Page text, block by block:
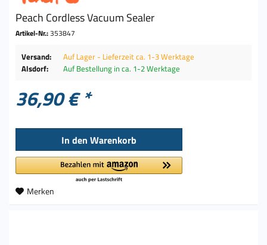
Peach Cordless Vacuum Sealer
Artikel-Nr.:353847
Versand:
Auf Lager - Lieferzeit ca. 1-3 Werktage
Alsdorf:
Auf Bestellung in ca. 1-2 Werktage
36,90 € *
In den Warenkorb
Merken